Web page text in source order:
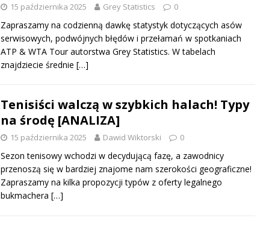
15 października 2025 Grey Statistics 0
Zapraszamy na codzienną dawkę statystyk dotyczących asów
serwisowych, podwójnych błędów i przełamań w spotkaniach
ATP & WTA Tour autorstwa Grey Statistics. W tabelach
znajdziecie średnie […]
Tenisiści walczą w szybkich halach! Typy
na środę [ANALIZA]
15 października 2025 Dawid Wiktorski 0
Sezon tenisowy wchodzi w decydującą fazę, a zawodnicy
przenoszą się w bardziej znajome nam szerokości geograficzne!
Zapraszamy na kilka propozycji typów z oferty legalnego
bukmachera […]